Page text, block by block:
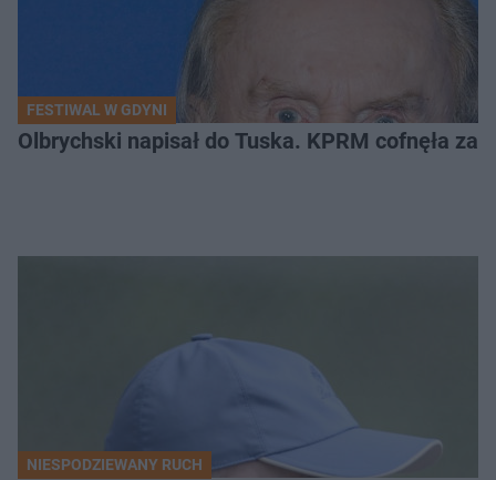
FESTIWAL W GDYNI
Olbrychski napisał do Tuska. KPRM cofnęła
NIESPODZIEWANY RUCH